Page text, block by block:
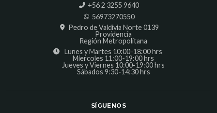
‎+56 2 3255 9640
56973270550
Pedro de Valdivia Norte 0139
Providencia
Región Metropolitana
Lunes y Martes 10:00-18:00 hrs
Miercoles 11:00-19:00 hrs
Jueves y Viernes 10:00-19:00 hrs
Sábados 9:30-14:30 hrs
SÍGUENOS